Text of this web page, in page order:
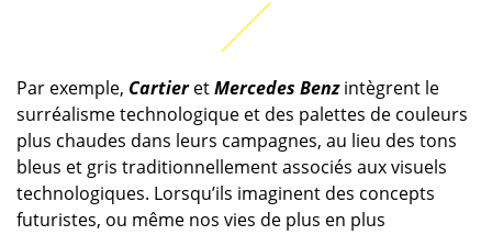
Par exemple, Cartier etMercedes Benzintègrent le
surréalisme technologique et des palettes de couleurs
plus chaudes dans leurs campagnes, au lieu des tons
bleus et gris traditionnellement associés aux visuels
technologiques. Lorsqu’ils imaginent des concepts
futuristes, ou même nos vies de plus en plus